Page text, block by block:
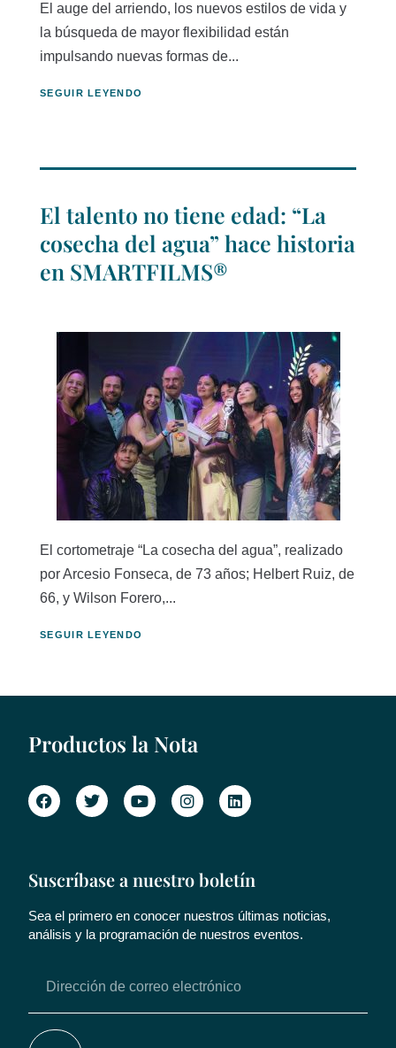
El auge del arriendo, los nuevos estilos de vida y
la búsqueda de mayor flexibilidad están
impulsando nuevas formas de...
SEGUIR LEYENDO
El talento no tiene edad: “La
cosecha del agua” hace historia
en SMARTFILMS®
El cortometraje “La cosecha del agua”, realizado
por Arcesio Fonseca, de 73 años; Helbert Ruiz, de
66, y Wilson Forero,...
SEGUIR LEYENDO
Productos la Nota
Suscríbase a nuestro boletín
Sea el primero en conocer nuestros últimas noticias,
análisis y la programación de nuestros eventos.